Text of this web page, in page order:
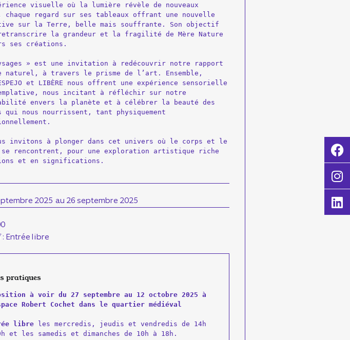
visuelle où la lumière révèle de nouveaux
regard sur ses tableaux offrant une nouvelle
sur la Terre, belle mais souffrante. Son objectif
la grandeur et la fragilité de Mère Nature
ses créations.
» est une invitation à redécouvrir notre rapport
naturel, à travers le prisme de l’art. Ensemble,
ESPEJO et LIBÈRE nous offrent une expérience sensorielle
nous incitant à réfléchir sur notre
envers la planète et à célébrer la beauté des
qui nous nourrissent, tant physiquement
invitons à plonger dans cet univers où le corps et le
se rencontrent, pour une exploration artistique riche
et en significations.
2025 au 26 septembre 2025
: Entrée libre
pratiques
à voir du 27 septembre au 12 octobre 2025 à
Robert Cochet dans le quartier médiéval
libre les mercredis, jeudis et vendredis de 14h
et les samedis et dimanches de 10h à 18h.